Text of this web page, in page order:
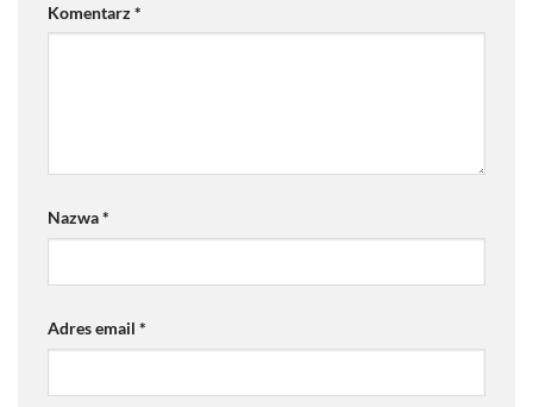
Komentarz*
Nazwa*
Adres email *